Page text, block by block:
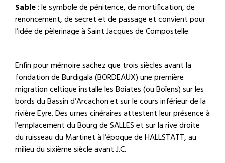
Sable: le symbole de pénitence, de mortification, de
renoncement, de secret et de passage et convient pour
l’idée de pèlerinage à Saint Jacques de Compostelle.
Enfin pour mémoire sachez que trois siècles avant la
fondation de Burdigala (BORDEAUX) une première
migration celtique installe les Boiates (ou Boîens) sur les
bords du Bassin d’Arcachon et sur le cours inférieur de la
rivière Eyre. Des urnes cinéraires attestent leur présence à
l’emplacement du Bourg de SALLES et sur la rive droite
du ruisseau du Martinet à l’époque de HALLSTATT, au
milieu du sixième siècle avant J.C.